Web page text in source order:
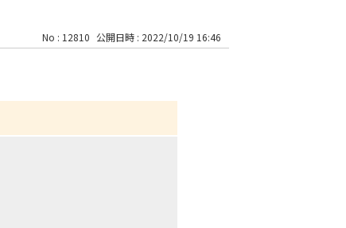
No : 12810 公開日時 : 2022/10/19 16:46